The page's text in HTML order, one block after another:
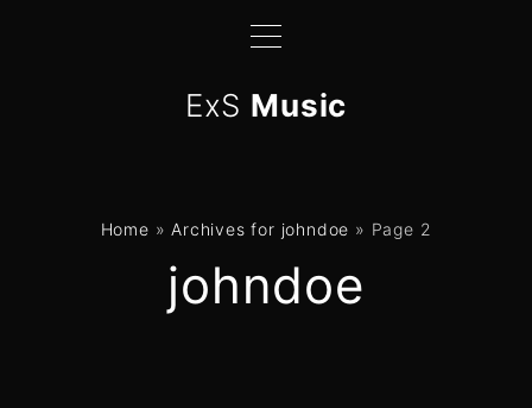
ExS Music
Home » Archives for johndoe » Page 2
johndoe